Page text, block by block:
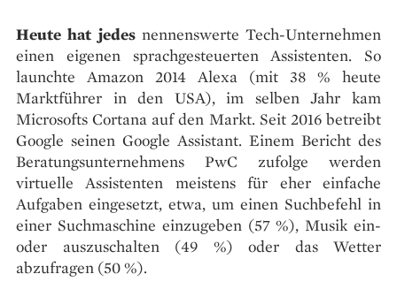
Heute hat jedesnennenswerte Tech-Unternehmen
einen eigenen sprachgesteuerten Assistenten. So
launchte Amazon 2014 Alexa (mit 38 % heute
Marktführer in den USA), im selben Jahr kam
Microsofts Cortana auf den Markt. Seit 2016 betreibt
Google seinen Google Assistant. Einem Bericht des
Beratungsunternehmens PwC zufolge werden
virtuelle Assistenten meistens für eher einfache
Aufgaben eingesetzt, etwa, um einen Suchbefehl in
einer Suchmaschine einzugeben (57 %), Musik ein-
oder auszuschalten (49 %) oder das Wetter
abzufragen (50 %).